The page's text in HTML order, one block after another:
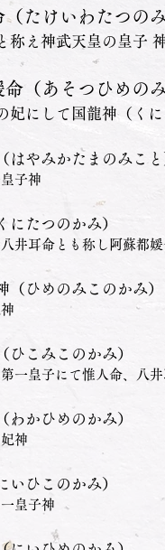
たけいわたつのみ
称え神武天皇の皇子
命（あそつひめの
妃にして国龍神（く
はやみかたまのみこと
子神
にたつのかみ）
井耳命とも称し阿蘇都
（ひめのみこのかみ）
ひこみこのかみ）
一皇子にて惟人命、八
わかひめのかみ）
神
いひこのかみ）
皇子神